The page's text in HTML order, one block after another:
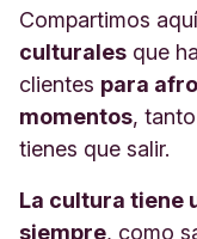
Compartimos
culturales que
clientes para
momentos,
tienes que salir.
La cultura tiene
siempre, como